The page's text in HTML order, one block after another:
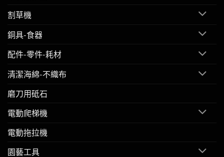
割草機
銅具-食器
配件-零件-耗材
清潔海綿-不織布
磨刀用砥石
電動爬梯機
電動拖拉機
園藝工具